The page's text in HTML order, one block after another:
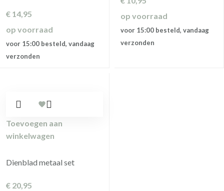
€ 14,95
op voorraad
voor 15:00 besteld, vandaag
verzonden
op voorraad
voor 15:00 besteld, vandaag
verzonden
Toevoegen aan
winkelwagen
Dienblad metaal set
€ 20,95